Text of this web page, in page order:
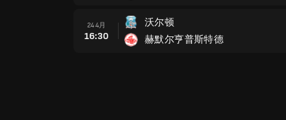
24 4月
16:30
沃尔顿
赫默尔亨普斯特德